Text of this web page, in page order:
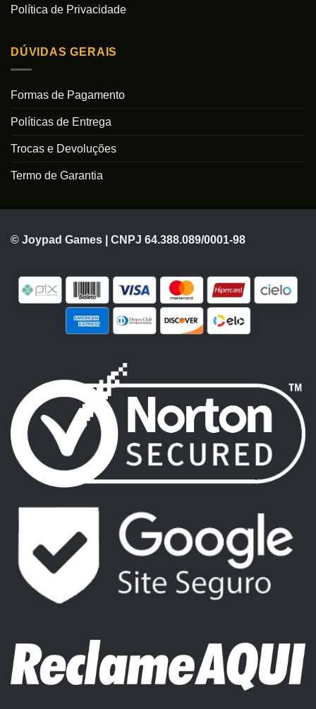
Política de Privacidade
DÚVIDAS GERAIS
Formas de Pagamento
Políticas de Entrega
Trocas e Devoluções
Termo de Garantia
© Joypad Games | CNPJ 64.388.089/0001-98